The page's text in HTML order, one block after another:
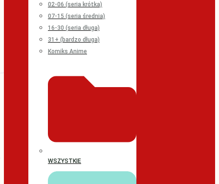
02-06 (seria krótka)
07-15 (seria średnia)
16-30 (seria długa)
31+ (bardzo długa)
Komiks Anime
WSZYSTKIE